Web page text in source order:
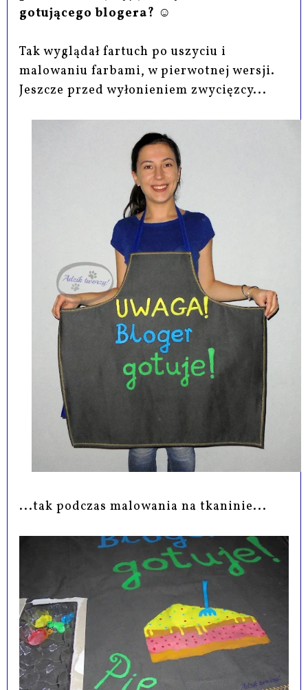
gotującego blogera? ☺
Tak wyglądał fartuch po uszyciu i
malowaniu farbami, w pierwotnej wersji.
Jeszcze przed wyłonieniem zwycięzcy...
...tak podczas malowania na tkaninie...